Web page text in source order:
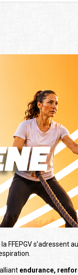
FFEPGV s’adressent
endurance,